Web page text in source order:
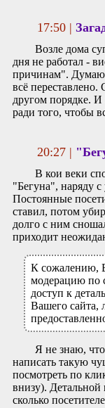
17:50 |
Возле дома
дня не работал -
причинам". Думаю
всё
другом порядке. И
ради того, чтобы
20:27 |
В кои веки
"Бегуна", наряду
Постоянные
ставил, потом
долго с ним
приходит
К сожалению,
модерацию по
доступ к
Вашего сайта,
Я не знаю,
написать такую
посмотреть по
внизу).
сколько